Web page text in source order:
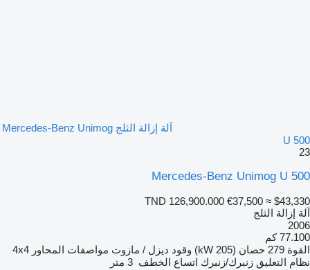
آلة إزالة الثلج Mercedes-Benz Unimog
U 500
23
Mercedes-Benz Unimog U 500
TND 126,900.000 €37,500 ≈ $43,330
آلة إزالة الثلج
2006
77.100 كم
القوة 279 حصان (205 kW) وقود ديزل / مازوت مواصفات المحاور 4x4
نظام التعليق زنبرك/زنبرك اتساع الخطف 3 متر